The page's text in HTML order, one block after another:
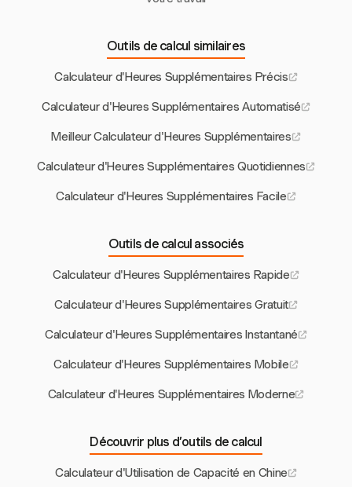
Outils de calcul similaires
Calculateur d'Heures Supplémentaires Précis
Calculateur d'Heures Supplémentaires Automatisé
Meilleur Calculateur d'Heures Supplémentaires
Calculateur d'Heures Supplémentaires Quotidiennes
Calculateur d'Heures Supplémentaires Facile
Outils de calcul associés
Calculateur d'Heures Supplémentaires Rapide
Calculateur d'Heures Supplémentaires Gratuit
Calculateur d'Heures Supplémentaires Instantané
Calculateur d'Heures Supplémentaires Mobile
Calculateur d'Heures Supplémentaires Moderne
Découvrir plus d’outils de calcul
Calculateur d'Utilisation de Capacité en Chine